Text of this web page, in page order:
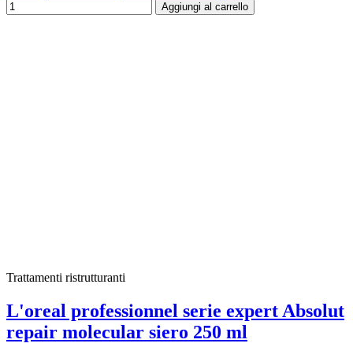
Aggiungi al carrello
Trattamenti ristrutturanti
L'oreal professionnel serie expert Absolut
repair molecular siero 250 ml